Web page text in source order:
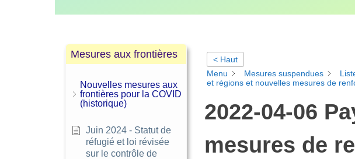
Mesures aux frontières
Nouvelles mesures aux
frontières pour la COVID
(historique)
Juin 2024 - Statut de
réfugié et loi révisée
sur le contrôle de
< Haut
Menu
Mesures suspendues
et régions et nouvelles mesures de
2022-04-06
mesures de